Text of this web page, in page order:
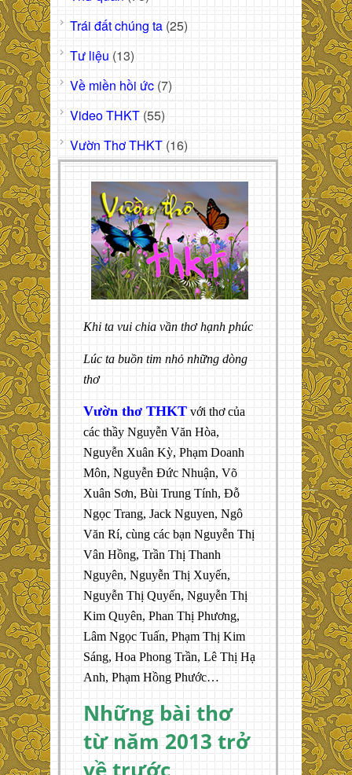
Trái đất chúng ta (25)
Tư liệu (13)
Về miền hồi ức (7)
Video THKT (55)
Vườn Thơ THKT (16)
Khi ta vui chia vần thơ hạnh phúc
Lúc ta buồn tim nhỏ những dòng
thơ
Vườn thơ THKT với thơ của
các thầy Nguyễn Văn Hòa,
Nguyễn Xuân Kỳ, Phạm Doanh
Môn, Nguyễn Đức Nhuận, Võ
Xuân Sơn, Bùi Trung Tính, Đỗ
Ngọc Trang, Jack Nguyen, Ngô
Văn Rí, cùng các bạn Nguyễn Thị
Vân Hồng, Trần Thị Thanh
Nguyên, Nguyễn Thị Xuyến,
Nguyễn Thị Quyến, Nguyễn Thị
Kim Quyên, Phan Thị Phương,
Lâm Ngọc Tuấn, Phạm Thị Kim
Sáng, Hoa Phong Trần, Lê Thị Hạ
Anh, Phạm Hồng Phước…
Những bài thơ
từ năm 2013 trở